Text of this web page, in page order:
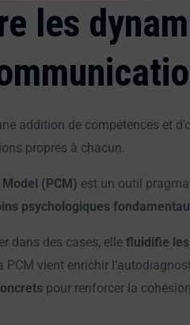
les
addition de compétences et
propres à chacun.
(PCM) est un outil
psychologiques
dans des cases, elle fluidifie
PCM vient enrichir
pour renforcer la